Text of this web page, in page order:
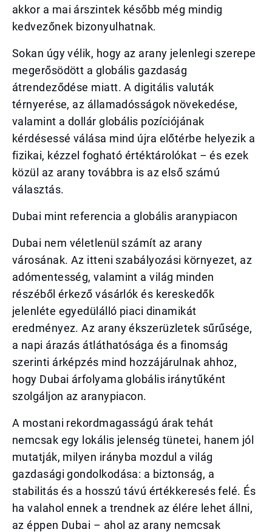
akkor a mai árszintek később még mindig
kedvezőnek bizonyulhatnak.
Sokan úgy vélik, hogy az arany jelenlegi szerepe
megerősödött a globális gazdaság
átrendeződése miatt. A digitális valuták
térnyerése, az államadósságok növekedése,
valamint a dollár globális pozíciójának
kérdésessé válása mind újra előtérbe helyezik a
fizikai, kézzel fogható értéktárolókat – és ezek
közül az arany továbbra is az első számú
választás.
Dubai mint referencia a globális aranypiacon
Dubai nem véletlenül számít az arany
városának. Az itteni szabályozási környezet, az
adómentesség, valamint a világ minden
részéből érkező vásárlók és kereskedők
jelenléte egyedülálló piaci dinamikát
eredményez. Az arany ékszerüzletek sűrűsége,
a napi árazás átláthatósága és a finomság
szerinti árképzés mind hozzájárulnak ahhoz,
hogy Dubai árfolyama globális iránytűként
szolgáljon az aranypiacon.
A mostani rekordmagasságú árak tehát
nemcsak egy lokális jelenség tünetei, hanem jól
mutatják, milyen irányba mozdul a világ
gazdasági gondolkodása: a biztonság, a
stabilitás és a hosszú távú értékkeresés felé. És
ha valahol ennek a trendnek az élére lehet állni,
az éppen Dubai – ahol az arany nemcsak